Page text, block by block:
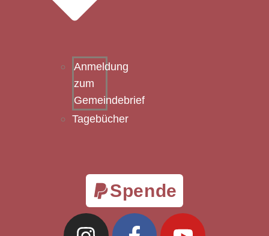
Anmeldung
zum
Gemeindebrief
Tagebücher
Spende